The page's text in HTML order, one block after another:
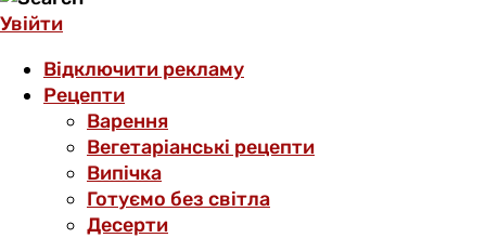
Увійти
Відключити рекламу
Рецепти
Варення
Вегетаріанські рецепти
Випічка
Готуємо без світла
Десерти